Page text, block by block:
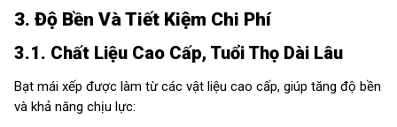
3. Độ Bền Và Tiết Kiệm Chi Phí
3.1. Chất Liệu Cao Cấp, Tuổi Thọ Dài Lâu
Bạt mái xếp được làm từ các vật liệu cao cấp, giúp tăng độ bền
và khả năng chịu lực: